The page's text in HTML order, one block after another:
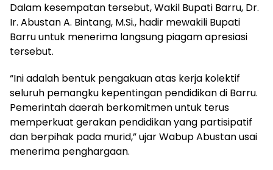
Dalam kesempatan tersebut, Wakil Bupati Barru, Dr.
Ir. Abustan A. Bintang, M.Si., hadir mewakili Bupati
Barru untuk menerima langsung piagam apresiasi
tersebut.
“Ini adalah bentuk pengakuan atas kerja kolektif
seluruh pemangku kepentingan pendidikan di Barru.
Pemerintah daerah berkomitmen untuk terus
memperkuat gerakan pendidikan yang partisipatif
dan berpihak pada murid,” ujar Wabup Abustan usai
menerima penghargaan.